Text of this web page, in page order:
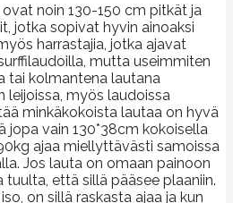
noin 130-150 cm pitkät ja
jotka sopivat hyvin ainoaksi
harrastajia, jotka ajavat
mutta useimmiten
tai kolmantena lautana
leijoissa, myös laudoissa
minkäkokoista lautaa on hyvä
jopa vain 130*38cm kokoisella
ajaa miellyttävästi samoissa
Jos lauta on omaan painoon
tuulta, että sillä pääsee plaaniin.
on sillä raskasta ajaa ja kun